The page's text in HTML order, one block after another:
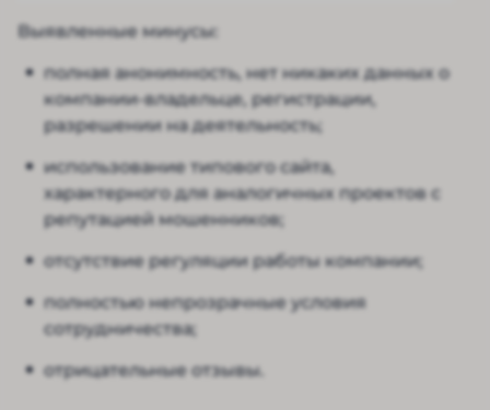
Выявленные минусы:
полная анонимность, нет никаких данных о
компании-владельце, регистрации,
разрешении на деятельность;
использование типового сайта,
характерного для аналогичных проектов с
репутацией мошенников;
отсутствие регуляции работы компании;
полностью непрозрачные условия
сотрудничества;
отрицательные отзывы.